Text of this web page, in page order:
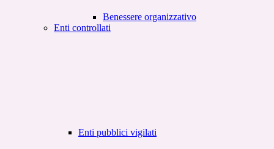
Benessere organizzativo
Enti controllati
Enti pubblici vigilati